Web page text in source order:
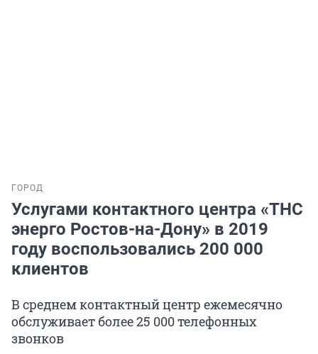
ГОРОД
Услугами контактного центра «ТНС
энерго Ростов-на-Дону» в 2019
году воспользовались 200 000
клиентов
В среднем контактный центр ежемесячно
обслуживает более 25 000 телефонных
звонков